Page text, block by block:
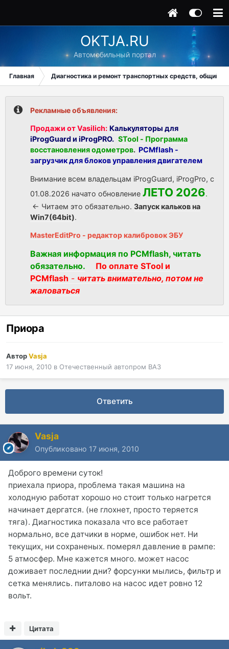
OKTJA.RU
Автомобильный портал
Главная Диагностика и ремонт транспортных средств, общий
Рекламные объявления:
Продажи от Vasilich: Калькуляторы для
iProgGuard и iProgPRO. STool - Программа
восстановления одометров. PCMflash -
загрузчик для блоков управления двигателем
Внимание всем владельцам iProgGuard, iProgPro, с
01.08.2026 начато обновление ЛЕТО 2026.
<- Читаем это обязательно. Запуск кальков на
Win7(64bit).
MasterEditPro - редактор калибровок ЭБУ
Важная информация по PCMflash, читать
обязательно.
По оплате STool и
PCMflash - читать внимательно, потом не
жаловаться
Приора
АвторVasja
17 июня, 2010 в Отечественный автопром ВАЗ
Ответить
Vasja
Опубликовано 17 июня, 2010
Доброго времени суток!
приехала приора, проблема такая машина на
холодную работат хорошо но стоит только нагрется
начинает дергатся. (не глохнет, просто теряется
тяга). Диагностика показала что все работает
нормально, все датчики в норме, ошибок нет. Ни
текущих, ни сохраненых. померял давление в рампе:
5 атмосфер. Мне кажется много. может насос
доживает последнии дни? форсунки мылись, фильтр и
сетка менялись. питалово на насос идет ровно 12
вольт.
Цитата